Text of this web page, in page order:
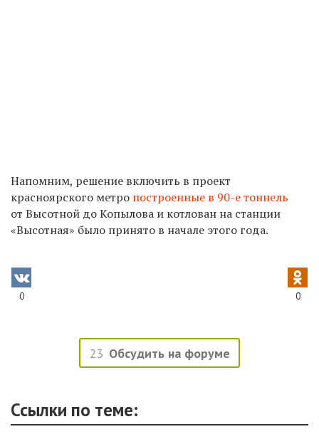
Напомним, решение включить в проект
красноярского метро построенные в 90-е тоннель
от Высотной до Копылова и котлован на станции
«Высотная» было принято в начале этого года.
0 0
23 Обсудить на форуме
Ссылки по теме: